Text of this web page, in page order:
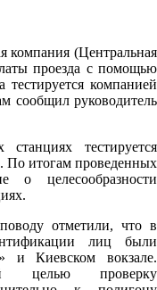
компания (Центральная
проезда с помощью
компанией
сообщил руководитель
тестируется
По итогам проведенных
о целесообразности
отметили, что в
лиц были
и Киевском вокзале.
целью проверку